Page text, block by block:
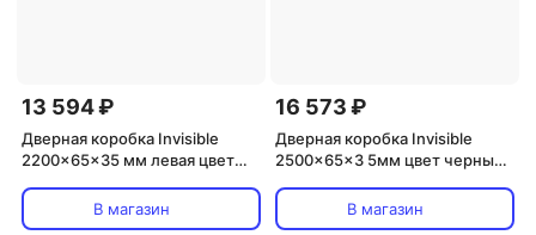
13 594 ₽
Дверная коробка Invisible
2200x65x35 мм левая цвет
В магазин
16 573 ₽
Дверная коробка Invisible
2500x65x3 5мм цвет черный
В магазин